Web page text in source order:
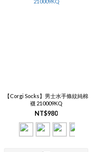
【Corgi Socks】男士水手條紋純棉
襪 210009KQ
NT$980